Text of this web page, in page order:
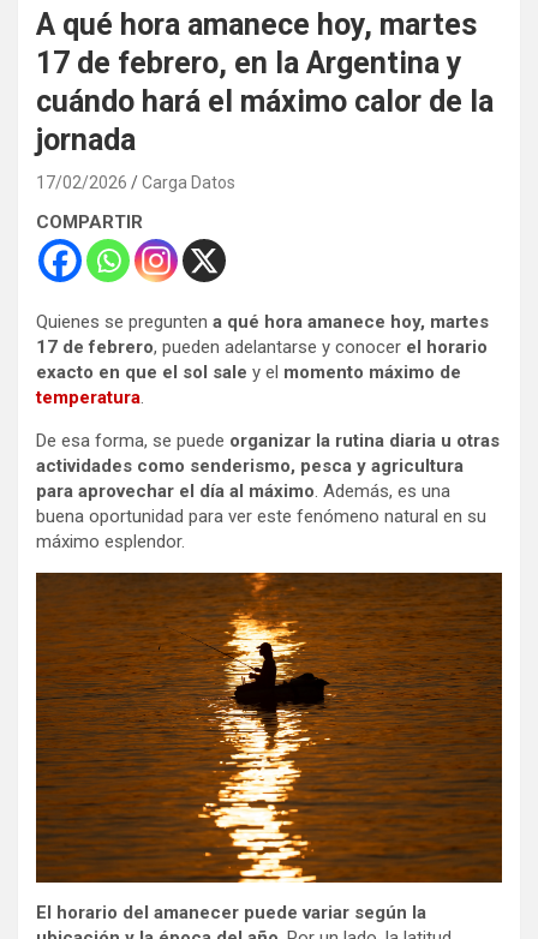
A qué hora amanece hoy, martes
17 de febrero, en la Argentina y
cuándo hará el máximo calor de la
jornada
17/02/2026 Carga Datos
COMPARTIR
Quienes se pregunten a qué hora amanece hoy, martes
17 de febrero, pueden adelantarse y conocer el horario
exacto en que el sol sale y el momento máximo de
temperatura
De esa forma, se puede organizar la rutina diaria u otras
actividades como senderismo, pesca y agricultura
para aprovechar el día al máximo . Además, es una
buena oportunidad para ver este fenómeno natural en su
máximo esplendor.
El horario del amanecer puede variar según la